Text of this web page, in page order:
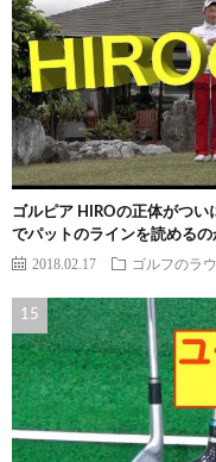
ゴルピア HIROの正体がつ
でパットのラインを読める
2018.02.17 ゴルフのラ